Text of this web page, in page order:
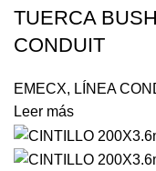
TUERCA
CONDUIT
EMECX, LÍNEA
Leer más